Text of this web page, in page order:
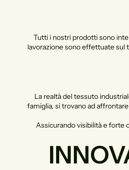
Tutti i nostri prodotti sono
lavorazione sono effettuate sul
La realtà del tessuto
famiglia, si trovano ad
Assicurando visibilità e forte